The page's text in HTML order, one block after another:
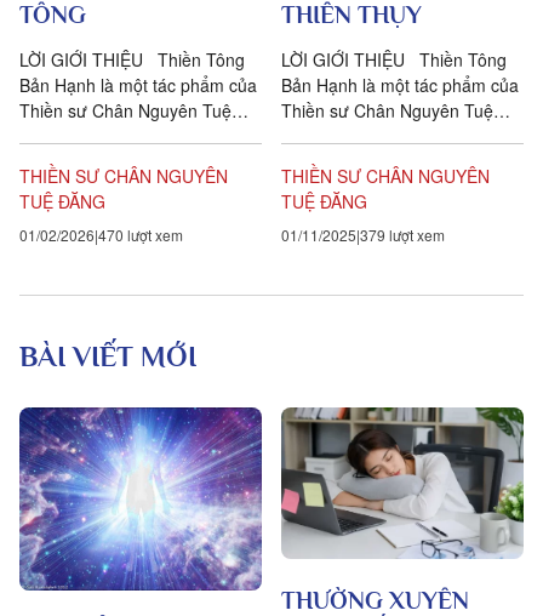
TÔNG
LỜI GIỚI THIỆU Thiền Tông
Bản Hạnh là một tác phẩm của
Thiền sư Chân Nguyên Tuệ
Thiền phái Trúc Lâm Yên Tử
với ba...
THIỀN SƯ CHÂN NGUYÊN
TUỆ ĐĂNG
01/02/2026 470 lượt xem
THIÊN THỤY
LỜI GIỚI THIỆU Thiền Tông
Bản Hạnh là một tác phẩm của
Thiền sư Chân Nguyên Tuệ
Thiền phái Trúc Lâm Yên Tử
với ba...
THIỀN SƯ CHÂN NGUYÊN
TUỆ ĐĂNG
01/11/2025 379 lượt xem
BÀI VIẾT MỚI
THƯỜNG XUYÊN